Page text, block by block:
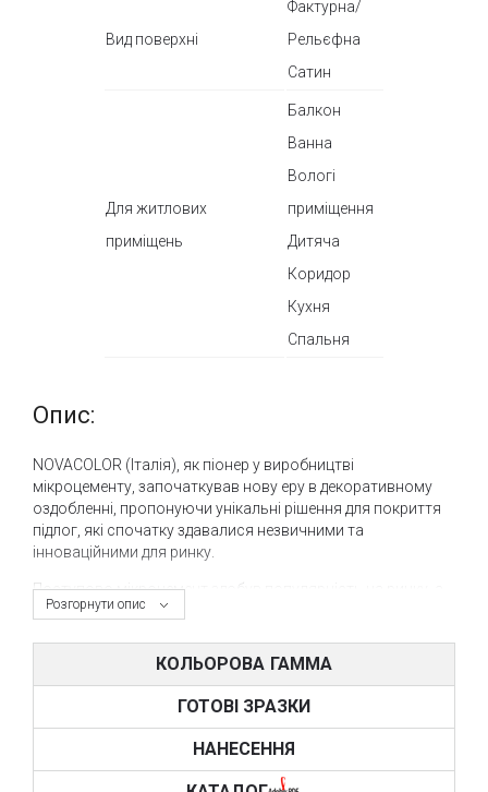
Вид поверхні
Фактурна/
Рельєфна
Сатин
Для житлових
приміщень
Балкон
Ванна
Вологі
приміщення
Дитяча
Коридор
Кухня
Спальня
Розгорнути опис
Опис:
NOVACOLOR (Італія), як піонер у виробництві
мікроцементу, започаткував нову еру в декоративному
оздобленні, пропонуючи унікальні рішення для покриття
підлог, які спочатку здавалися незвичними та
інноваційними для ринку.
Поступово мікроцемент здобув популярність на ринку, а
NOVACOLOR невпинно розвивала цю технологію,
До 2020 року система Wall2Floor від NOVACOLOR стала
однією з найбільш передових технологій мікроцементу на
світовому ринку, пропонуючи різноманітні рішення для
характеристики та цінові категорії.
КОЛЬОРОВА ГАММА
ГОТОВІ ЗРАЗКИ
НАНЕСЕННЯ